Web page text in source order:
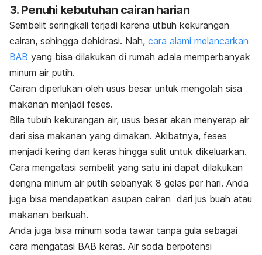
3. Penuhi kebutuhan cairan harian
Sembelit seringkali terjadi karena utbuh kekurangan
cairan, sehingga dehidrasi. Nah, cara alami melancarkan
BAB yang bisa dilakukan di rumah adala memperbanyak
minum air putih.
Cairan diperlukan oleh usus besar untuk mengolah sisa
makanan menjadi feses.
Bila tubuh kekurangan air, usus besar akan menyerap air
dari sisa makanan yang dimakan. Akibatnya, feses
menjadi kering dan keras hingga sulit untuk dikeluarkan.
Cara mengatasi sembelit yang satu ini dapat dilakukan
dengna minum air putih sebanyak 8 gelas per hari. Anda
juga bisa mendapatkan asupan cairan dari jus buah atau
makanan berkuah.
Anda juga bisa minum soda tawar tanpa gula sebagai
cara mengatasi BAB keras. Air soda berpotensi